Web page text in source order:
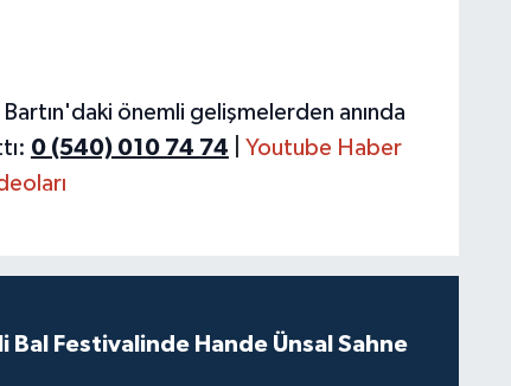
Bartın'daki önemli gelişmelerden anında
0 (540) 010 74 74
Youtube Haber
Bal Festivalinde Hande Ünsal Sahne